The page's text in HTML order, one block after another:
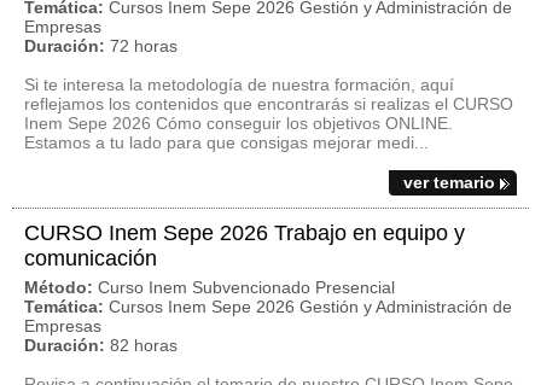
Temática: Cursos Inem Sepe 2026 Gestión y Administración de
Empresas
Duración: 72 horas
Si te interesa la metodología de nuestra formación, aquí
reflejamos los contenidos que encontrarás si realizas el CURSO
Inem Sepe 2026 Cómo conseguir los objetivos ONLINE.
Estamos a tu lado para que consigas mejorar medi...
ver temario
CURSO Inem Sepe 2026 Trabajo en equipo y
comunicación
Método: Curso Inem Subvencionado Presencial
Temática: Cursos Inem Sepe 2026 Gestión y Administración de
Empresas
Duración: 82 horas